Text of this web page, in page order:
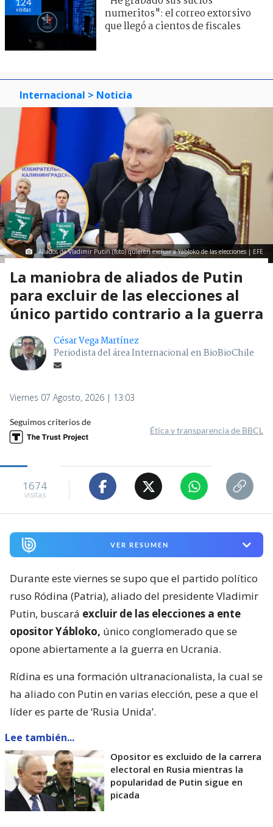
visitas
numeritos": el correo extorsivo
que llegó a cientos de fiscales
Internacional > Noticia
Aliados de Vladimir Putin (foto) quieren excluir a Yábloko de las elecciones | EFE
La maniobra de aliados de Putin
para excluir de las elecciones al
único partido contrario a la guerra
César Vega Martínez
Periodista del área Internacional en BioBioChile
Viernes 07 Agosto, 2026 | 13:03
Seguimos criterios de
Ética y transparencia de BBCL
1674
visitas
VER RESUMEN
Durante este viernes se supo que el partido político
ruso Ródina (Patria), aliado del presidente Vladimir
Putin, buscará excluir de las elecciones a ente
opositor Yábloko, único conglomerado que se
opone abiertamente a la guerra en Ucrania.
Rídina es una formación ultranacionalista, la cual se
ha aliado con Putin en varias elección, pese a que el
líder es parte de ‘Rusia Unida’.
Lee también...
Opositor es excluido de la carrera
electoral en Rusia mientras la
popularidad de Putin sigue en
picada